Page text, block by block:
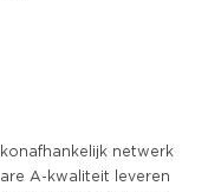
netwerk
A-kwaliteit leveren